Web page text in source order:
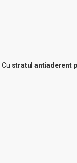
stratul antiaderent